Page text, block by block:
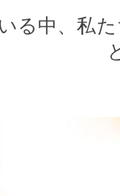
る中、私